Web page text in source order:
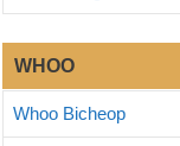
WHOO
Whoo Bicheop